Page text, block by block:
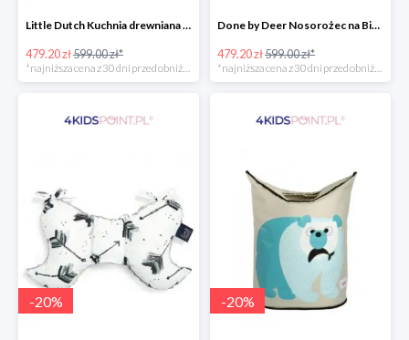
Little Dutch Kuchnia drewniana -20%
479.20 zł599.00 zł*
*najniższa cena z 30 dni przed obniżką
Done by Deer Nosorożec na Biegunach -20%
479.20 zł599.00 zł*
*najniższa cena z 30 dni przed obniżką
-20% -20%